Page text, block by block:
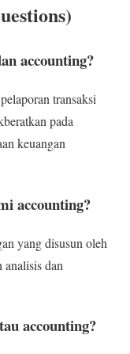
accounting?
transaksi
pada
keuangan
accounting?
yang disusun oleh
analisis dan
accounting?